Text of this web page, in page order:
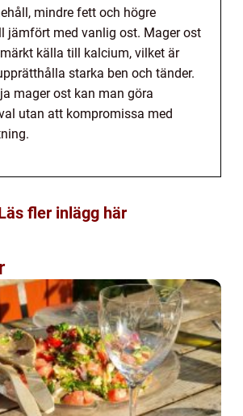
mindre fett och högre
jämfört med vanlig ost. Mager ost
källa till kalcium, vilket är
starka ben och tänder.
mager ost kan man göra
utan att kompromissa med
fler inlägg här